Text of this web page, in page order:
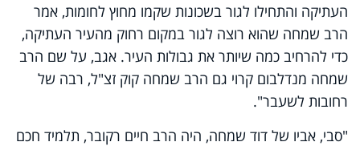
העתיקה והתחילו לגור בשכונות שקמו מחוץ לחומות, אמר
הרב שמחה שהוא רוצה לגור במקום רחוק מהעיר העתיקה,
כדי להרחיב כמה שיותר את גבולות העיר. אגב, על שם הרב
שמחה מנדלבום קרוי גם הרב שמחה קוק זצ"ל, רבה של
רחובות לשעבר".
"סבי, אביו של דוד שמחה, היה הרב חיים רקובר, תלמיד חכם